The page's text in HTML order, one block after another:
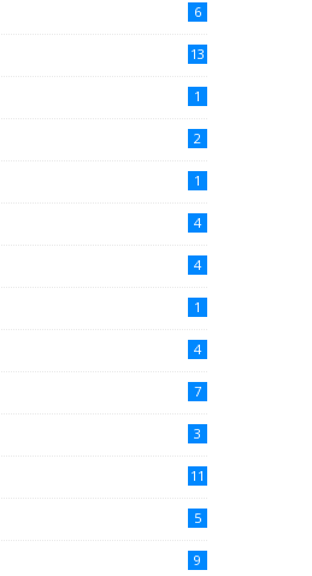
6
13
1
2
1
4
4
1
4
7
3
11
5
9